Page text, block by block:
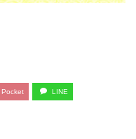
Pocket LINE